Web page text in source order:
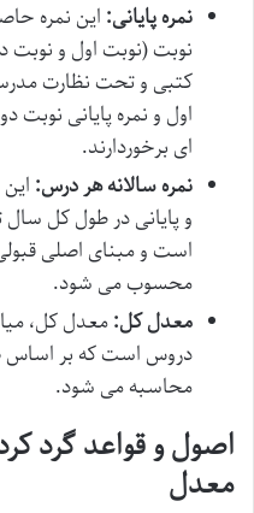
نمره پایانی: این نمره
نوبت (نوبت اول و
کتبی و تحت نظارت
اول و نمره پایانی نوبت
ای برخوردارند.
نمره سالانه هر درس:
و پایانی در طول کل
است و مبنای اصلی
محسوب می شود.
معدل کل:معدل کل،
دروس است که بر
محاسبه می شود.
اصول و قواعد گرد
معدل